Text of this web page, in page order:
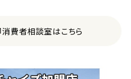
費者相談室はこちら